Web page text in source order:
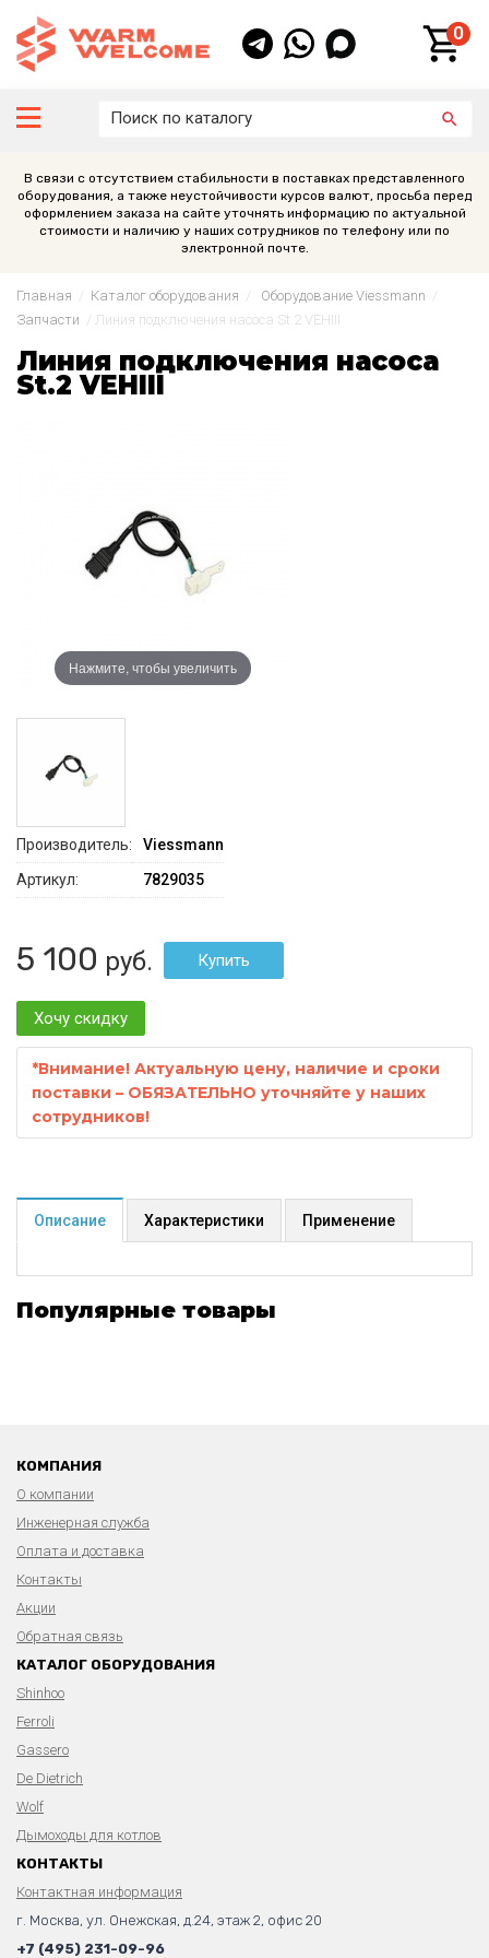
0
В связи с отсутствием стабильности в поставках представленного
оборудования, а также неустойчивости курсов валют, просьба перед
оформлением заказа на сайте уточнять информацию по актуальной
стоимости и наличию у наших сотрудников по телефону или по
электронной почте.
Главная Каталог оборудования Оборудование Viessmann
Запчасти
Линия подключения насоса St.2 VEHIII
Линия подключения насоса
St.2 VEHIII
Нажмите, чтобы увеличить
Производитель:
Viessmann
Артикул:
7829035
5 100 руб.
Хочу скидку
*Внимание! Актуальную цену, наличие и сроки
поставки – ОБЯЗАТЕЛЬНО уточняйте у наших
сотрудников!
Описание Характеристики Применение
Популярные товары
КОМПАНИЯ
О компании
Инженерная служба
Оплата и доставка
Контакты
Акции
Обратная связь
КАТАЛОГ ОБОРУДОВАНИЯ
Shinhoo
Ferroli
Gassero
De Dietrich
Wolf
Дымоходы для котлов
КОНТАКТЫ
Контактная информация
г. Москва, ул. Онежская, д.24, этаж 2, офис 20
+7 (495) 231-09-96